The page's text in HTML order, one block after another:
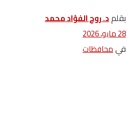
بقلمد. روح الفؤاد محمد
28 مايو، 2026
فيمحافظات